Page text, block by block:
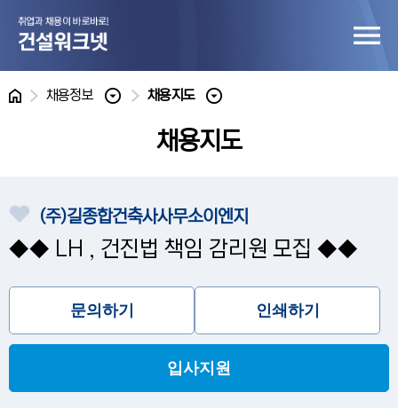
홈 채용정보 채용지도
채용지도
(주)길종합건축사사무소이엔지
◆◆ LH , 건진법 책임 감리원 모집 ◆◆
입사지원
문의하기 인쇄하기